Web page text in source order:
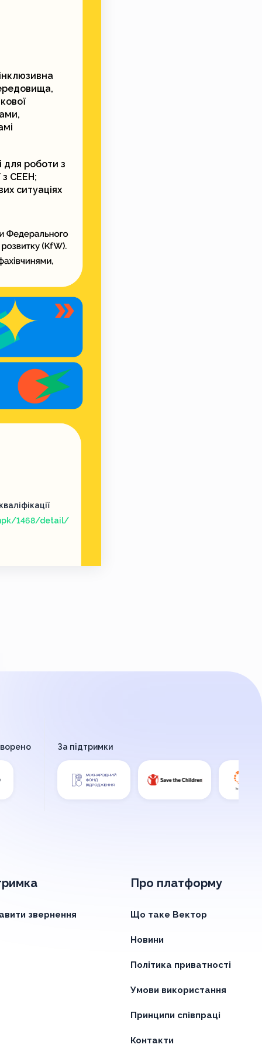
для роботи з
з СЕЕН;
ситуаціях
1468/detail/
звернення
Про платформу
Що таке Вектор
Новини
Політика приватності
Умови використання
Принципи співпраці
Контакти
За підтримки